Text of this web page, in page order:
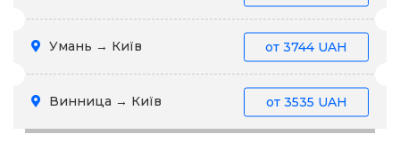
Умань → Київ от 3744 UAH
Винница → Київ от 3535 UAH